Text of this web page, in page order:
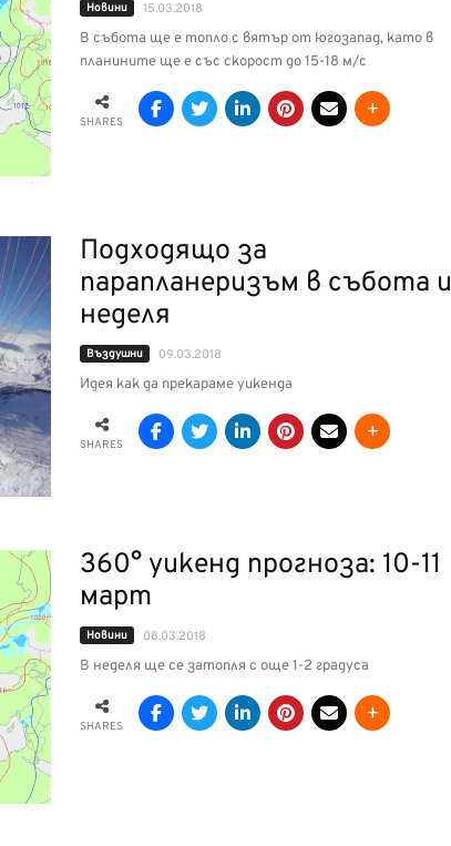
Новини 15.03.2018
В събота ще е топло с вятър от югозапад, като в
планините ще е със скорост до 15-18 м/с
SHARES
Подходящо за
парапланеризъм в събота и
неделя
Въздушни 09.03.2018
Идея как да прекараме уикенда
SHARES
360° уикенд прогноза: 10-11
март
Новини 08.03.2018
В неделя ще се затопля с още 1-2 градуса
SHARES